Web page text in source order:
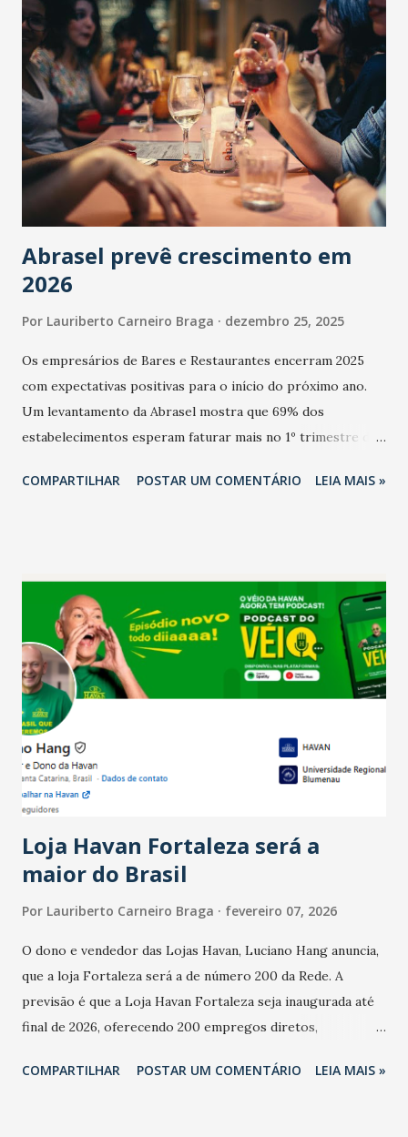
Abrasel prevê crescimento em
2026
Por Lauriberto Carneiro Braga dezembro 25, 2025
Os empresários de Bares e Restaurantes encerram 2025
com expectativas positivas para o início do próximo ano.
Um levantamento da Abrasel mostra que 69% dos
estabelecimentos esperam faturar mais no 1º trimestre de
relação ao último trimestre deste ano, 56% também
confraternizações de fim de ano e pelo pagamento do 13º
Salário para um número maior de trabalhadores, já que o
país tem a menor taxa de desemprego dos anos recentes.
Ainda segundo a Pesquisa, em novembro de 2025, 40% dos
bares e restaurantes operaram com lucro e outros 40%
registraram equilíbrio financeiro. Já o percentual de
estabelecimentos no prejuízo ficou em 19%, pouco abaixo
do observado no mês anterior. Outros 1% não existiam em
novembro. Em relação a outubro, o faturamento também
cresceu. De acordo com a pesquisa, 44% dos n...
COMPARTILHAR POSTAR UM COMENTÁRIO LEIA MAIS »
Loja Havan Fortaleza será a
maior do Brasil
Por Lauriberto Carneiro Braga fevereiro 07, 2026
O dono e vendedor das Lojas Havan, Luciano Hang anuncia,
que a loja Fortaleza será a de número 200 da Rede. A
previsão é que a Loja Havan Fortaleza seja inaugurada até
final de 2026, oferecendo 200 empregos diretos,
Havan Fortaleza ainda não foi anunciada oficialmente, mas
COMPARTILHAR POSTAR UM COMENTÁRIO LEIA MAIS »